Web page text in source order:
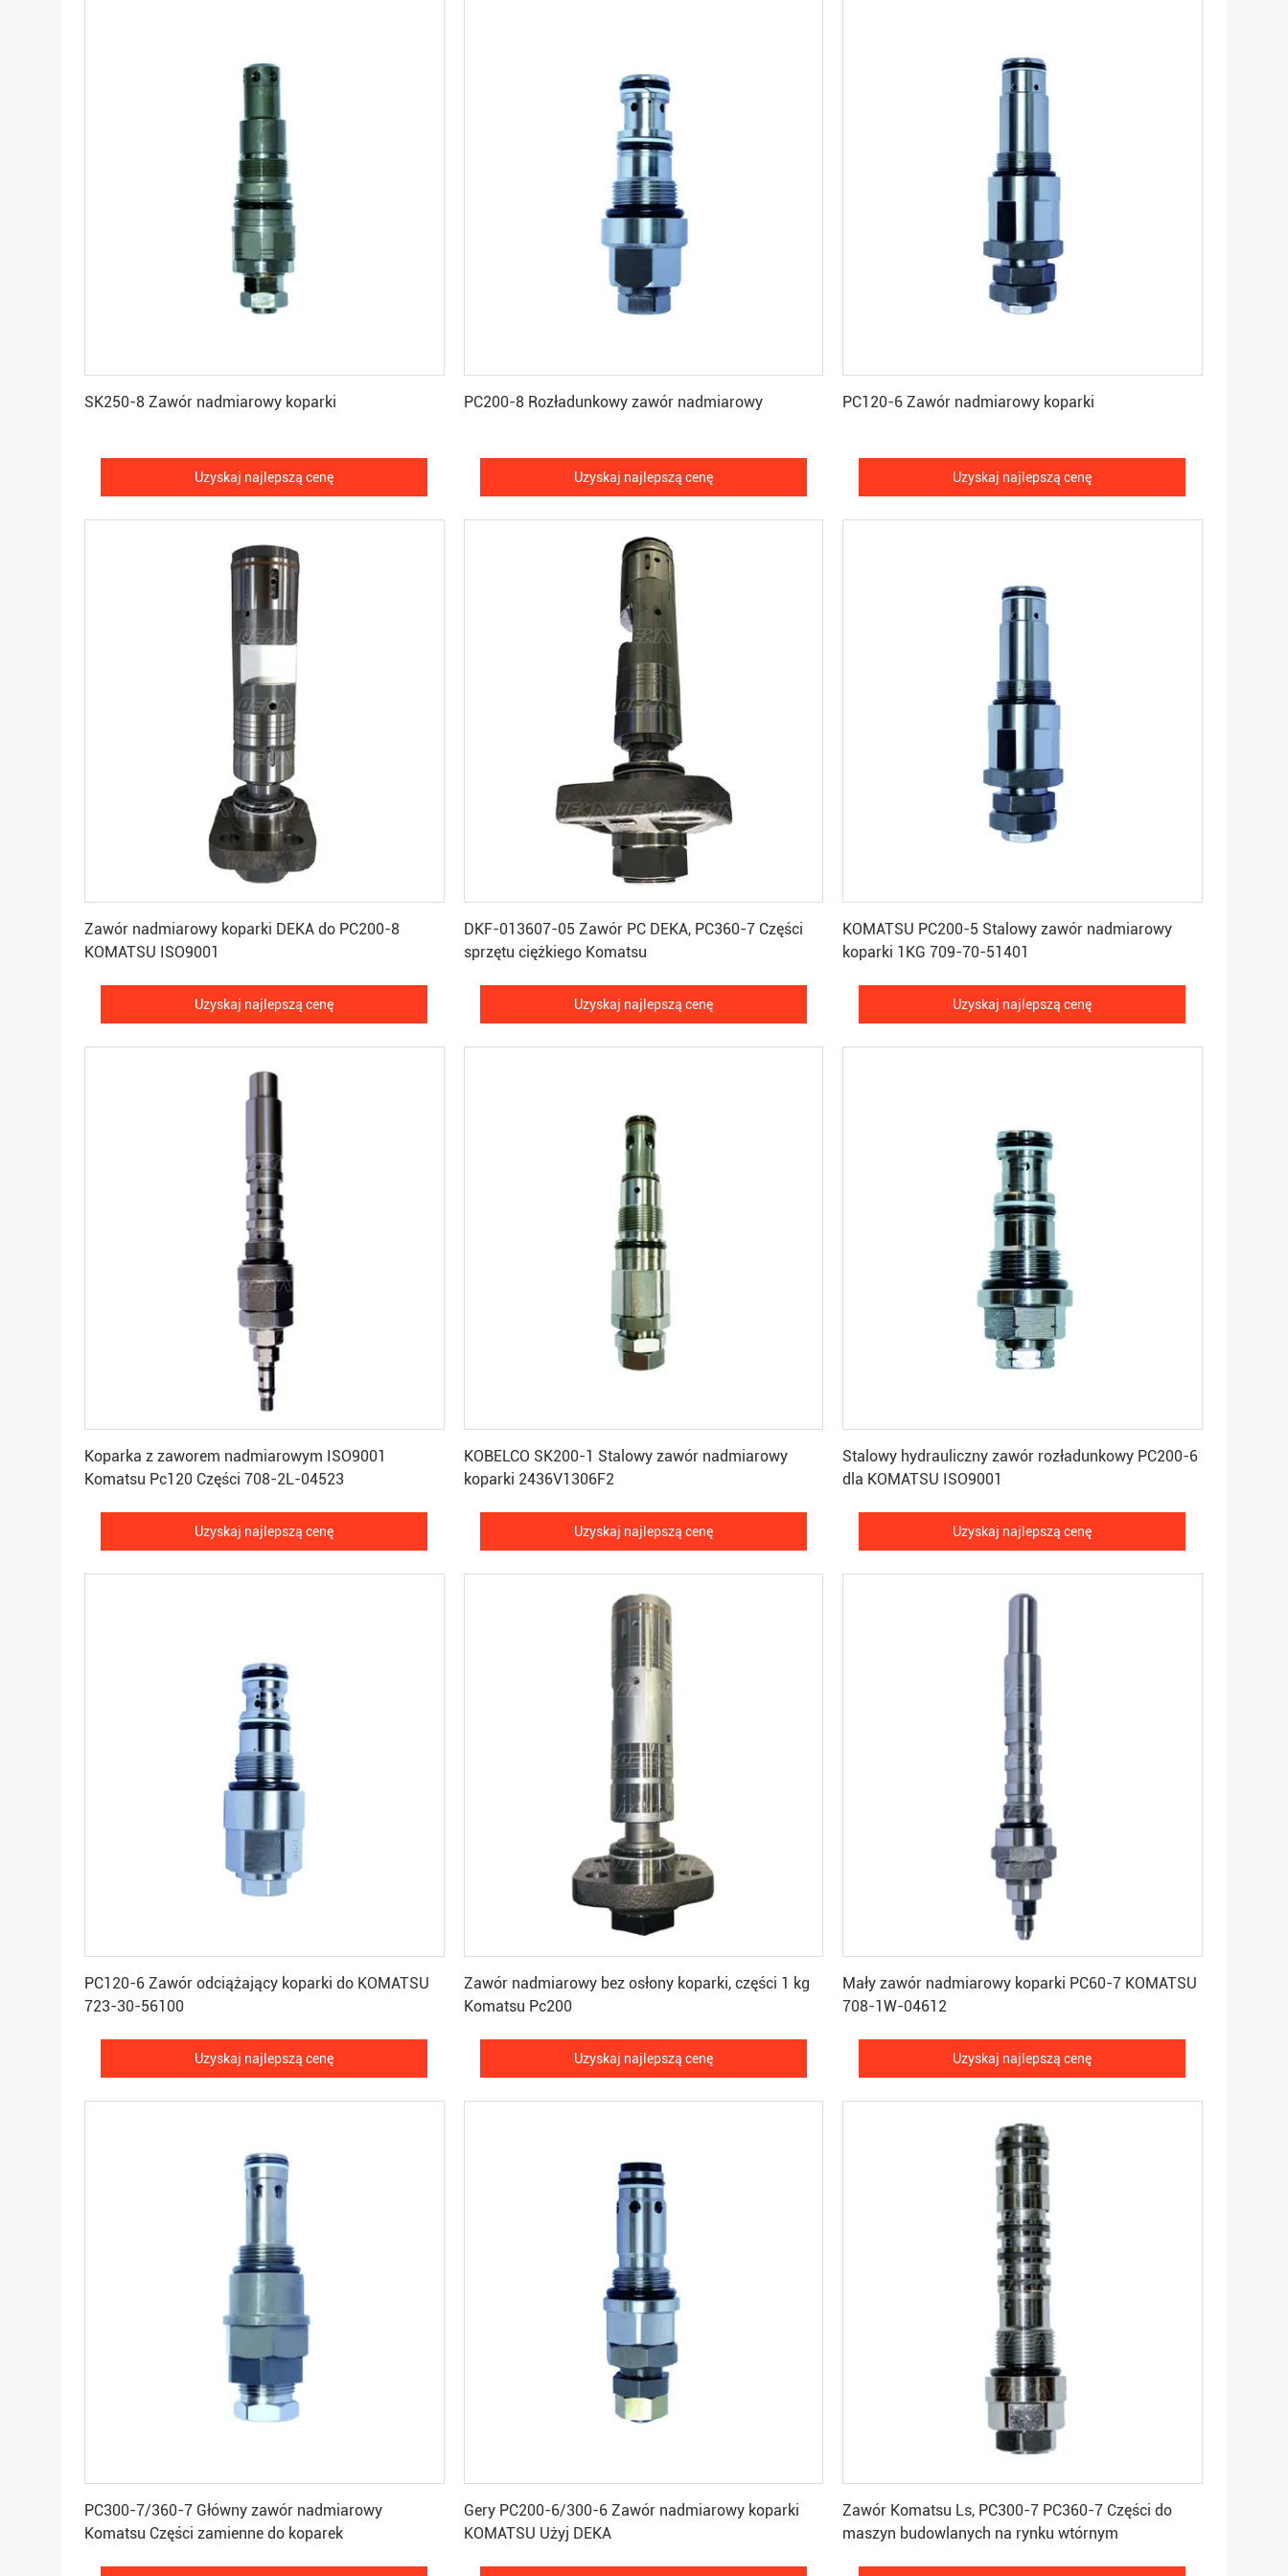
SK250-8 Zawór nadmiarowy koparki
Uzyskaj najlepszą cenę
PC200-8 Rozładunkowy zawór nadmiarowy
Uzyskaj najlepszą cenę
PC120-6 Zawór nadmiarowy koparki
Uzyskaj najlepszą cenę
Zawór nadmiarowy koparki DEKA do PC200-8
KOMATSU ISO9001
Uzyskaj najlepszą cenę
DKF-013607-05 Zawór PC DEKA, PC360-7 Części
sprzętu ciężkiego Komatsu
Uzyskaj najlepszą cenę
KOMATSU PC200-5 Stalowy zawór nadmiarowy
koparki 1KG 709-70-51401
Uzyskaj najlepszą cenę
Koparka z zaworem nadmiarowym ISO9001
Komatsu Pc120 Części 708-2L-04523
Uzyskaj najlepszą cenę
KOBELCO SK200-1 Stalowy zawór nadmiarowy
koparki 2436V1306F2
Uzyskaj najlepszą cenę
Stalowy hydrauliczny zawór rozładunkowy PC200-6
dla KOMATSU ISO9001
Uzyskaj najlepszą cenę
PC120-6 Zawór odciążający koparki do KOMATSU
723-30-56100
Uzyskaj najlepszą cenę
Zawór nadmiarowy bez osłony koparki, części 1 kg
Komatsu Pc200
Uzyskaj najlepszą cenę
Mały zawór nadmiarowy koparki PC60-7 KOMATSU
708-1W-04612
Uzyskaj najlepszą cenę
PC300-7/360-7 Główny zawór nadmiarowy
Komatsu Części zamienne do koparek
Gery PC200-6/300-6 Zawór nadmiarowy koparki
KOMATSU Użyj DEKA
Zawór Komatsu Ls, PC300-7 PC360-7 Części do
maszyn budowlanych na rynku wtórnym